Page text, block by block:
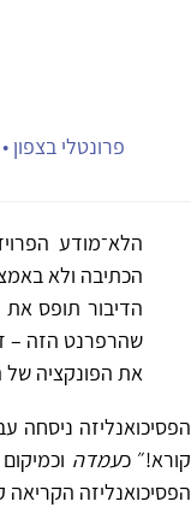
פרונטלי
הלא־מודע
הכתיבה ולא
הדיבור תופס את
שהרפרנט הזה –
את הפונקציה של
הפסיכואנליזה ניסחה
קורא!״ כעמדה
הפסיכואנליזה